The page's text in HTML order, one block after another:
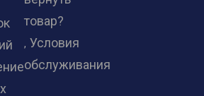
товар?
Условия
обслуживания